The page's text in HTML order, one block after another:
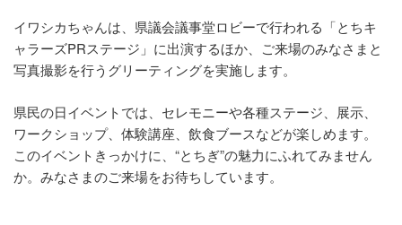
イワシカちゃんは、県議会議事堂ロビーで行われる「とちキ
ャラーズPRステージ」に出演するほか、ご来場のみなさまと
写真撮影を行うグリーティングを実施します。
県民の日イベントでは、セレモニーや各種ステージ、展示、
ワークショップ、体験講座、飲食ブースなどが楽しめます。
このイベントきっかけに、“とちぎ”の魅力にふれてみません
か。みなさまのご来場をお待ちしています。